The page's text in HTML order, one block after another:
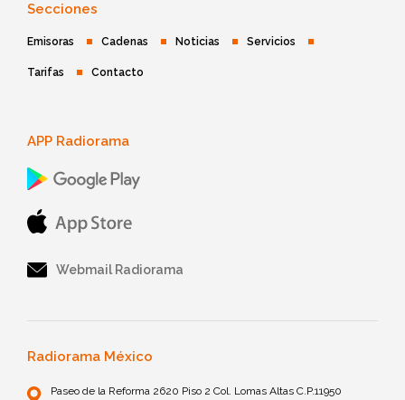
Secciones
Emisoras Cadenas Noticias Servicios
Tarifas Contacto
APP Radiorama
Webmail Radiorama
Radiorama México
Paseo de la Reforma 2620 Piso 2 Col. Lomas Altas C.P.11950